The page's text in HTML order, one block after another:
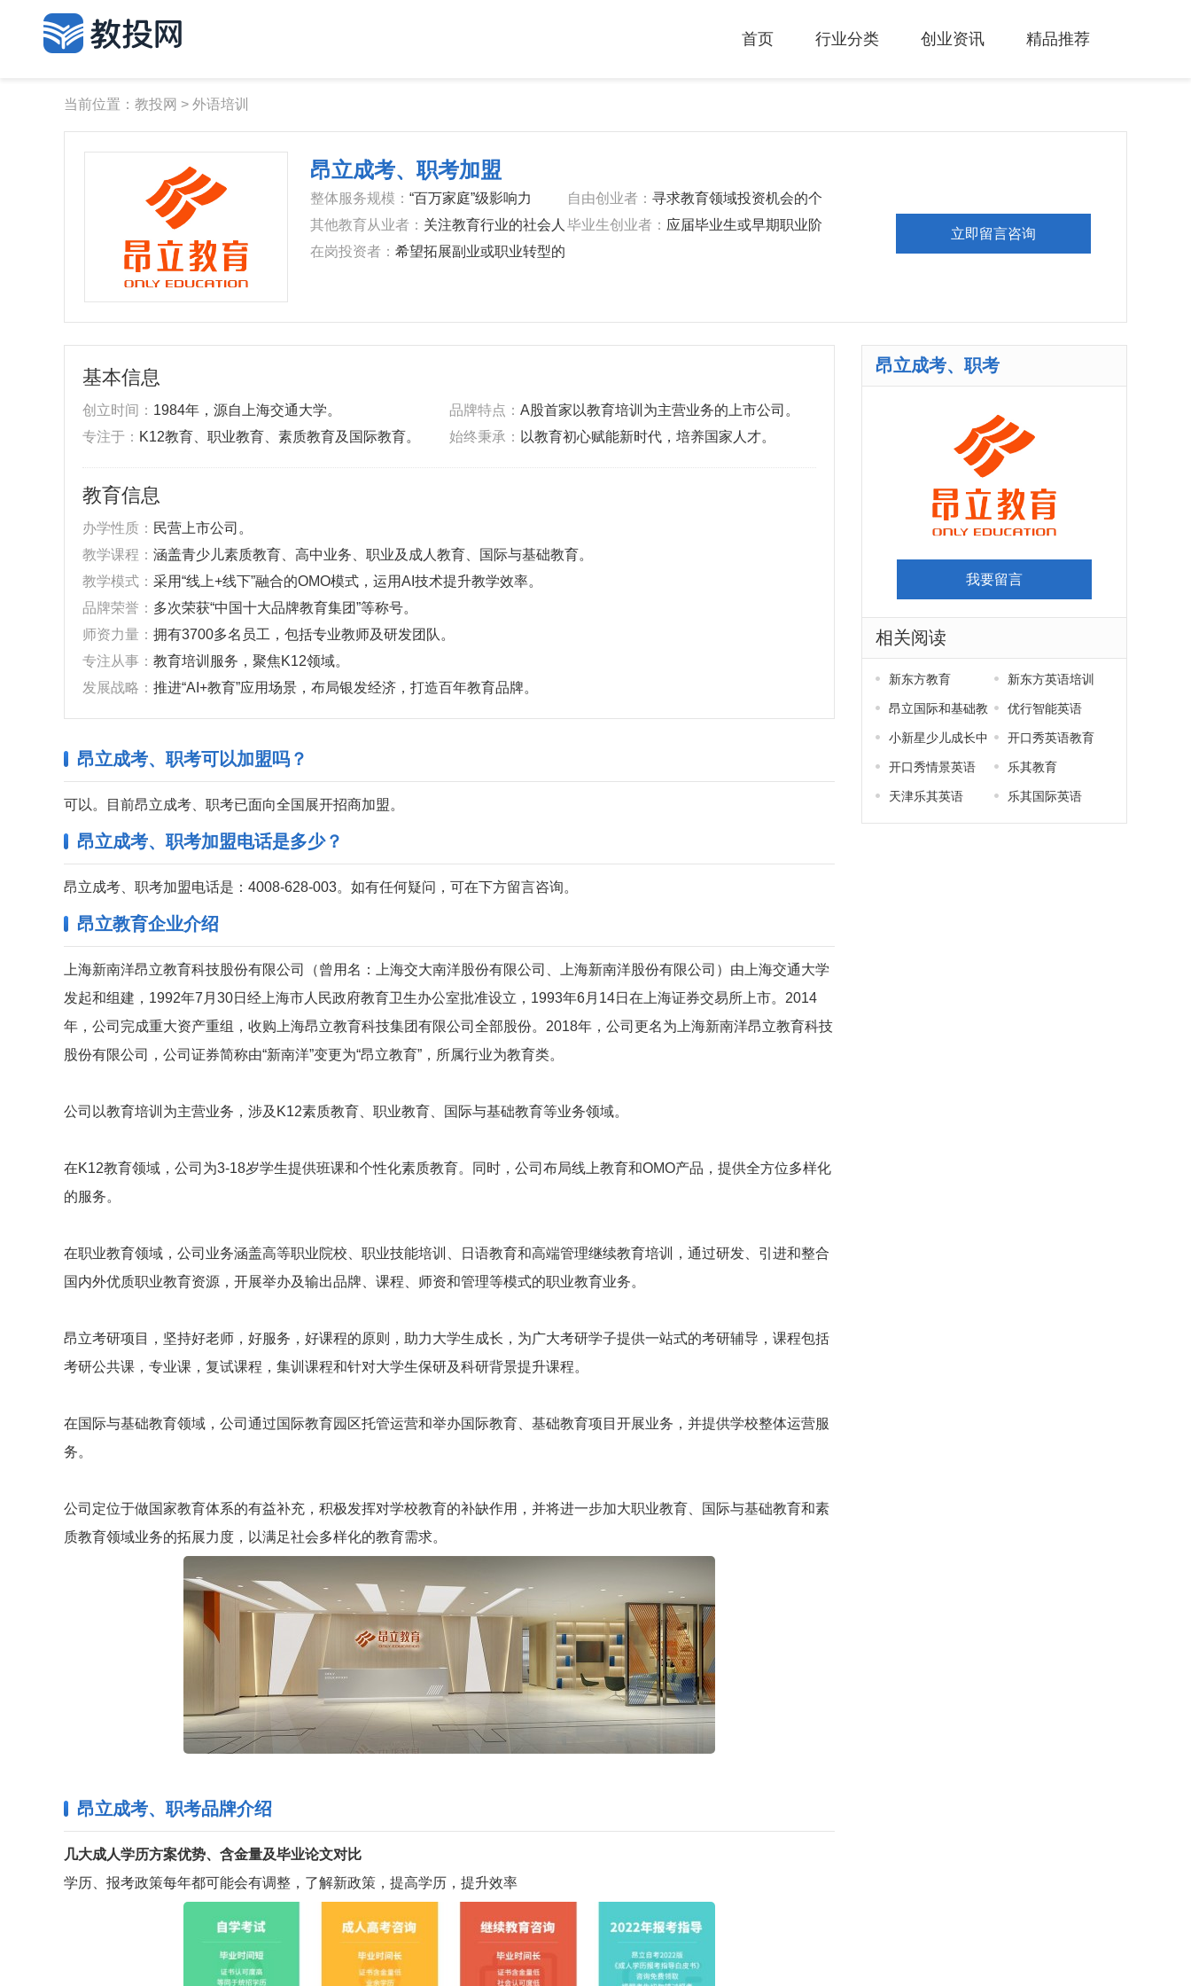
首页 行业分类 创业资讯 精品推荐
当前位置： 教投网 > 外语培训
昂立成考、职考加盟
整体服务规模： “百万家庭”级影响力 自由创业者： 寻求教育领域投资机会的个
人
‌其他教育从业者： 关注教育行业的社会人
士
‌毕业生创业者： 应届毕业生或早期职业阶
‌在岗投资者： 希望拓展副业或职业转型的
立即留言咨询
基本信息
创立时间： 1984年，源自上海交通大学。 品牌特点‌： A股首家以教育培训为主营业务的上市公司。
‌专注于‌： K12教育、职业教育、素质教育及国际教育。 ‌始终秉承‌： 以教育初心赋能新时代，培养国家人才。
教育信息
‌办学性质‌： 民营上市公司。
‌教学课程‌： 涵盖青少儿素质教育、高中业务、职业及成人教育、国际与基础教育。
‌教学模式‌： 采用“线上+线下”融合的OMO模式，运用AI技术提升教学效率。
‌品牌荣誉‌： 多次荣获“中国十大品牌教育集团”等称号。
‌师资力量‌： 拥有3700多名员工，包括专业教师及研发团队。
‌专注从事‌： 教育培训服务，聚焦K12领域。
‌发展战略‌： 推进“AI+教育”应用场景，布局银发经济，打造百年教育品牌。
昂立成考、职考可以加盟吗？
可以。目前昂立成考、职考已面向全国展开招商加盟。
昂立成考、职考加盟电话是多少？
昂立成考、职考加盟电话是：4008-628-003。如有任何疑问，可在下方留言咨询。
昂立教育企业介绍
上海新南洋昂立教育科技股份有限公司（曾用名：上海交大南洋股份有限公司、上海新南洋股份有限公司）由上海交通大学
发起和组建，1992年7月30日经上海市人民政府教育卫生办公室批准设立，1993年6月14日在上海证券交易所上市。2014
年，公司完成重大资产重组，收购上海昂立教育科技集团有限公司全部股份。2018年，公司更名为上海新南洋昂立教育科技
股份有限公司，公司证券简称由“新南洋”变更为“昂立教育”，所属行业为教育类。
公司以教育培训为主营业务，涉及K12素质教育、职业教育、国际与基础教育等业务领域。
在K12教育领域，公司为3-18岁学生提供班课和个性化素质教育。同时，公司布局线上教育和OMO产品，提供全方位多样化
的服务。
在职业教育领域，公司业务涵盖高等职业院校、职业技能培训、日语教育和高端管理继续教育培训，通过研发、引进和整合
国内外优质职业教育资源，开展举办及输出品牌、课程、师资和管理等模式的职业教育业务。
昂立考研项目，坚持好老师，好服务，好课程的原则，助力大学生成长，为广大考研学子提供一站式的考研辅导，课程包括
考研公共课，专业课，复试课程，集训课程和针对大学生保研及科研背景提升课程。
在国际与基础教育领域，公司通过国际教育园区托管运营和举办国际教育、基础教育项目开展业务，并提供学校整体运营服
务。
公司定位于做国家教育体系的有益补充，积极发挥对学校教育的补缺作用，并将进一步加大职业教育、国际与基础教育和素
质教育领域业务的拓展力度，以满足社会多样化的教育需求。
昂立成考、职考品牌介绍
几大成人学历方案优势、含金量及毕业论文对比
学历、报考政策每年都可能会有调整，了解新政策，提高学历，提升效率
昂立成考、职考
我要留言
相关阅读
新东方教育 新东方英语培训
昂立国际和基础教
育
优行智能英语
小新星少儿成长中
开口秀英语教育
开口秀情景英语 乐其教育
天津乐其英语 乐其国际英语